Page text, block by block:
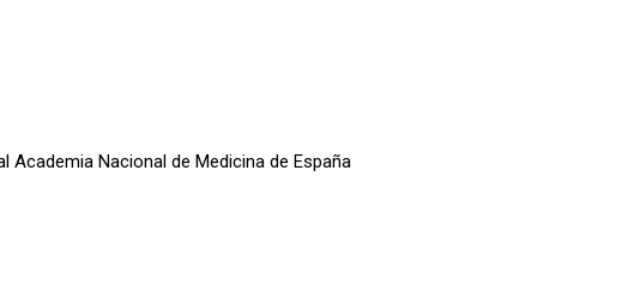
Nacional de Medicina de España